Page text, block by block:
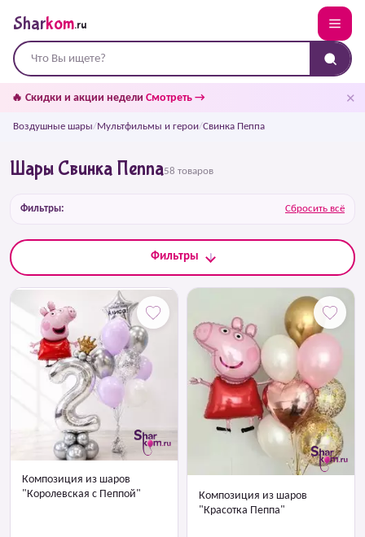
Sharkom.ru
🔥 Скидки и акции недели Смотреть → ✕
Воздушные шары/Мультфильмы и герои/Свинка Пеппа
Шары Свинка Пеппа58 товаров
Фильтры: Сбросить всё
Фильтры
Композиция из шаров
"Королевская с Пеппой"
Композиция из шаров
"Красотка Пеппа"